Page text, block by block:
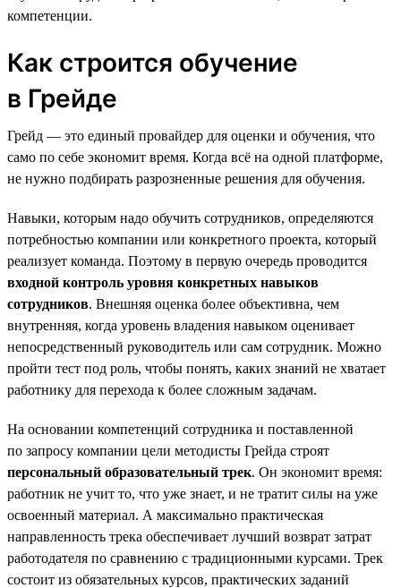
компетенции.
Как строится обучение
в Грейде
Грейд — это единый провайдер для оценки и обучения, что
само по себе экономит время. Когда всё на одной платформе,
не нужно подбирать разрозненные решения для обучения.
Навыки, которым надо обучить сотрудников, определяются
потребностью компании или конкретного проекта, который
реализует команда. Поэтому в первую очередь проводится
входной контроль уровня конкретных навыков
сотрудников. Внешняя оценка более объективна, чем
внутренняя, когда уровень владения навыком оценивает
непосредственный руководитель или сам сотрудник. Можно
пройти тест под роль, чтобы понять, каких знаний не хватает
работнику для перехода к более сложным задачам.
На основании компетенций сотрудника и поставленной
по запросу компании цели методисты Грейда строят
персональный образовательный трек. Он экономит время:
работник не учит то, что уже знает, и не тратит силы на уже
освоенный материал. А максимально практическая
направленность трека обеспечивает лучший возврат затрат
работодателя по сравнению с традиционными курсами. Трек
состоит из обязательных курсов, практических заданий